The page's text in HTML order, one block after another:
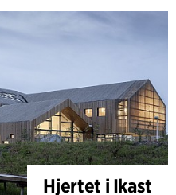
Hjertet i Ikast